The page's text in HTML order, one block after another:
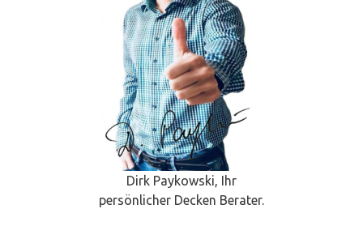
Dirk Paykowski, Ihr
persönlicher Decken Berater.